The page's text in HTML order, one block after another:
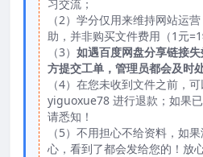
习交流；
（2）学分仅用来维持网站运
助，并非购买文件费用（1元=1
（3） 如遇百度网盘分享链接
方提交工单，管理员都会及时
（4）在您未收到文件之前，
yiguoxue78 进行退款；如果
请悉知！
（5）不用担心不给资料，如
心，看到了都会发给您的！放